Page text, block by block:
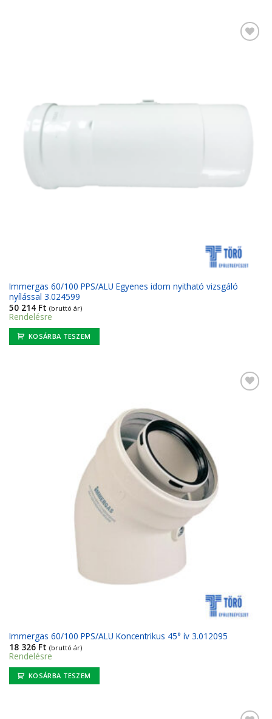
Immergas 60/100 PPS/ALU Egyenes idom nyitható vizsgáló
nyílással 3.024599
50 214 Ft (bruttó ár)
Rendelésre
KOSÁRBA TESZEM
Immergas 60/100 PPS/ALU Koncentrikus 45° ív 3.012095
18 326 Ft (bruttó ár)
Rendelésre
KOSÁRBA TESZEM